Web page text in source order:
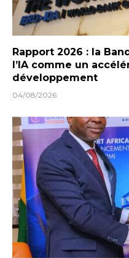
Rapport 2026 : la
l’IA comme un
développement
04/08/2026